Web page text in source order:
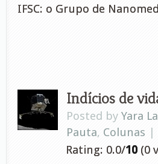
IFSC: o Grupo de
Indícios de
Posted by Yara
Pauta, Colunas |
Rating: 0.0/10 (0